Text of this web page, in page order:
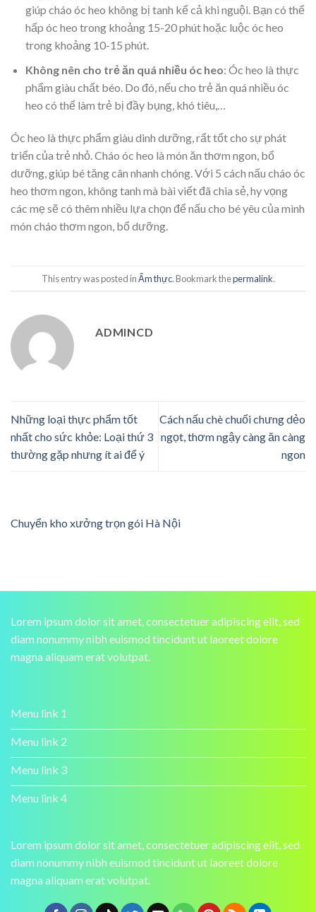
giúp cháo óc heo không bị tanh kể cả khi nguội. Bạn có thể
hấp óc heo trong khoảng 15-20 phút hoặc luộc óc heo
trong khoảng 10-15 phút.
Không nên cho trẻ ăn quá nhiều óc heo: Óc heo là thực
phẩm giàu chất béo. Do đó, nếu cho trẻ ăn quá nhiều óc
heo có thể làm trẻ bị đầy bụng, khó tiêu,…
Óc heo là thực phẩm giàu dinh dưỡng, rất tốt cho sự phát
triển của trẻ nhỏ. Cháo óc heo là món ăn thơm ngon, bổ
dưỡng, giúp bé tăng cân nhanh chóng. Với 5 cách nấu cháo óc
heo thơm ngon, không tanh mà bài viết đã chia sẻ, hy vọng
các mẹ sẽ có thêm nhiều lựa chọn để nấu cho bé yêu của mình
món cháo thơm ngon, bổ dưỡng.
This entry was posted inẨm thực. Bookmark thepermalink.
ADMINCD
Những loại thực phẩm tốt
nhất cho sức khỏe: Loại thứ 3
thường gặp nhưng ít ai để ý
Cách nấu chè chuối chưng dẻo
ngọt, thơm ngậy càng ăn càng
ngon
Chuyển kho xưởng trọn gói Hà Nội
Lorem ipsum dolor sit amet, consectetuer adipiscing elit, sed
diam nonummy nibh euismod tincidunt ut laoreet dolore
magna aliquam erat volutpat.
Menu link 1
Menu link 2
Menu link 3
Menu link 4
Lorem ipsum dolor sit amet, consectetuer adipiscing elit, sed
diam nonummy nibh euismod tincidunt ut laoreet dolore
magna aliquam erat volutpat.